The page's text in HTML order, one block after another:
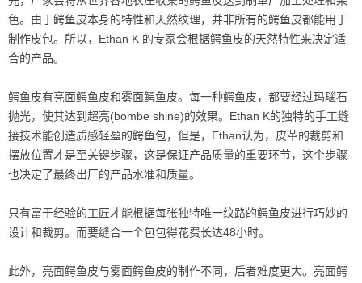
色。由于鳄鱼皮本身的特性和天然纹理，并非所有的鳄鱼皮都能用于
制作皮包。所以，Ethan K 的专家会根据鳄鱼皮的天然特性来决定适
合的产品。
鳄鱼皮有亮面鳄鱼皮和雾面鳄鱼皮。每一种鳄鱼皮，都要经过玛瑙石
抛光，使其达到超亮(bombe shine)的效果。Ethan K的独特的手工缝
接技术能创造质感轻盈的鳄鱼包，但是，Ethan认为，皮革的裁剪和
摆放位置才是至关键步骤，这是保证产品质量的重要环节，这个步骤
也决定了最终出厂的产品水准和质量。
只有富于经验的工匠才能根据每张独特唯一纹路的鳄鱼皮进行巧妙的
设计和裁剪。而要缝合一个包包得花费长达48小时。
此外，亮面鳄鱼皮与雾面鳄鱼皮的制作不同，后者难度更大。亮面鳄